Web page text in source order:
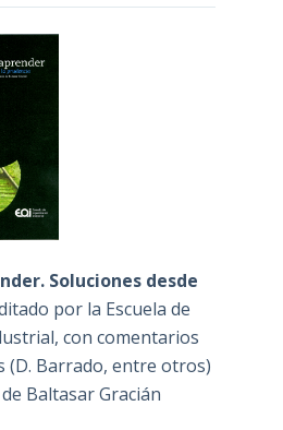
Soluciones desde
por la Escuela de
con comentarios
(D. Barrado, entre otros)
Baltasar Gracián